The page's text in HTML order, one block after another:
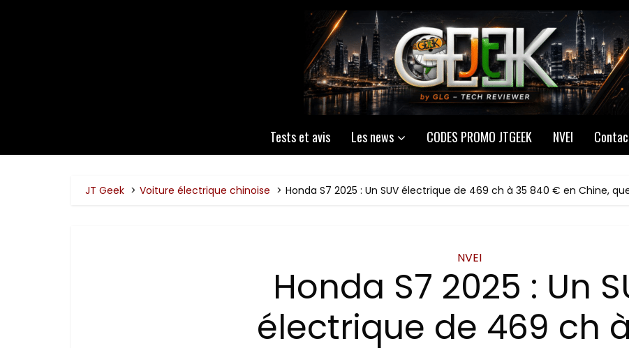
Tests et avis Les news CODES PROMO JTGEEK NVEI
JT Geek Voiture électrique chinoise Honda S7 2025 : Un SUV électrique de 469 ch à 35 840 € en Chine,
NVEI
Honda S7 2025 : Un
électrique de 469 ch